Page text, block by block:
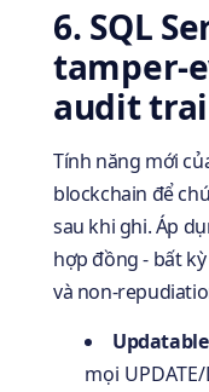
6. SQL
tamper-
audit
Tính năng mới
blockchain để
sau khi ghi. Áp
hợp đồng - bất
và non-
mọi